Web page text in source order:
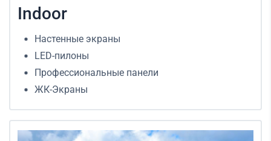
Indoor
Настенные экраны
LED-пилоны
Профессиональные панели
ЖК-Экраны